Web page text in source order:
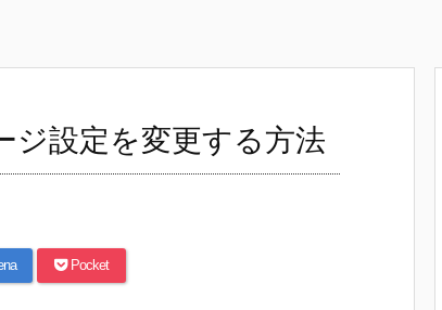
ジ設定を変更する方法
Pocket